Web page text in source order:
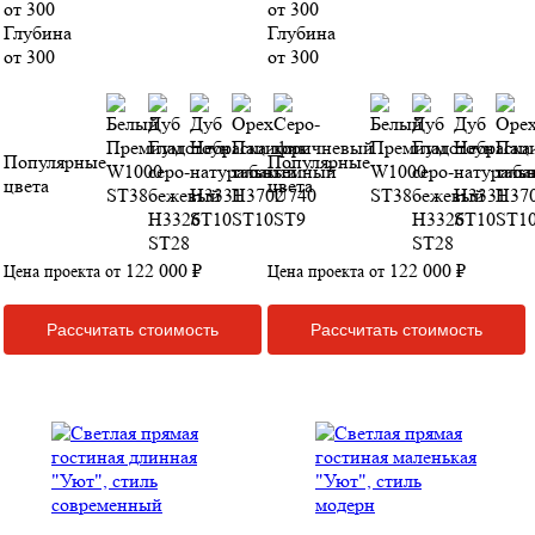
от 300
Глубина
от 300
Популярные
цвета
Цена проекта от 122 000 ₽
Рассчитать стоимость
от 300
Глубина
от 300
Популярные
цвета
Цена проекта от 122 000 ₽
Рассчитать стоимость